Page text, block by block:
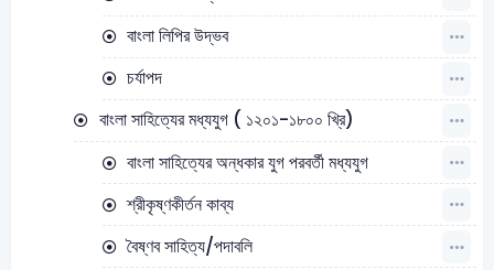
বাংলা লিপির উদ্ভব
চর্যাপদ
বাংলা সাহিত্যের মধ্যযুগ ( ১২০১-১৮০০ খ্রি)
বাংলা সাহিত্যের অন্ধকার যুগ পরবর্তী মধ্যযুগ
শ্রীকৃষ্ণকীর্তন কাব্য
বৈষ্ণব সাহিত্য/পদাবলি